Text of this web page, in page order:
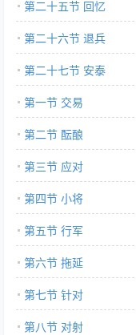
第二十五节 回忆
第二十六节 退兵
第二十七节 安泰
第一节 交易
第二节 酝酿
第三节 应对
第四节 小将
第五节 行军
第六节 拖延
第七节 针对
第八节 对射